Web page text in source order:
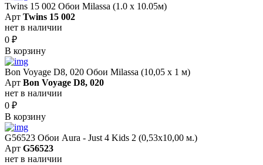
Twins 15 002 Обои Milassa (1.0 х 10.05м)
Арт Twins 15 002
нет в наличии
0 ₽
В корзину
Bon Voyage D8, 020 Обои Milassa (10,05 х 1 м)
Арт Bon Voyage D8, 020
нет в наличии
0 ₽
В корзину
G56523 Обои Aura - Just 4 Kids 2 (0,53х10,00 м.)
Арт G56523
нет в наличии